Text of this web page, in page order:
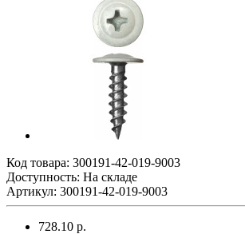
Код товара: 300191-42-019-9003
Доступность: На складе
Артикул: 300191-42-019-9003
728.10 р.